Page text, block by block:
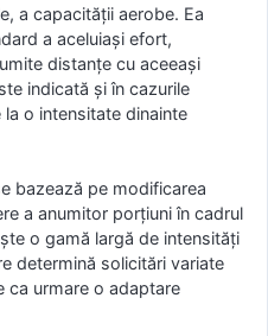
a capacităţii aerobe. Ea
a aceluiaşi efort,
distanţe cu aceeaşi
indicată şi în cazurile
o intensitate dinainte
bazează pe modificarea
a anumitor porţiuni în cadrul
o gamă largă de intensităţi
determină solicitări variate
ca urmare o adaptare